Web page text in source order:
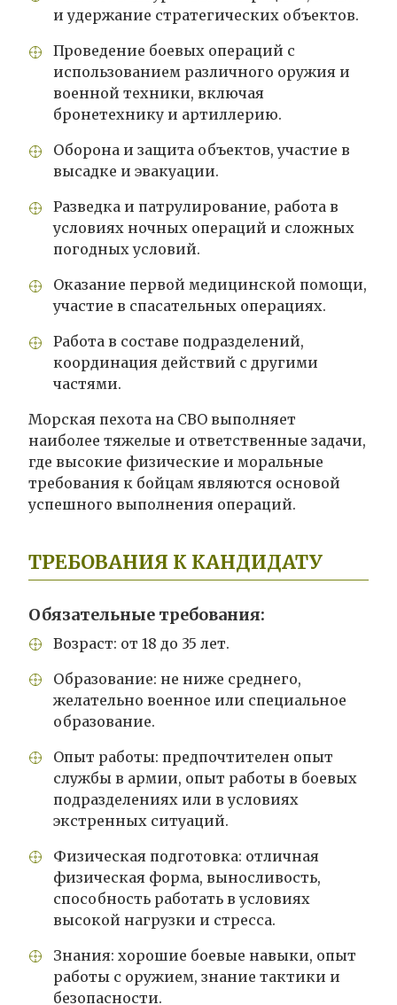
и удержание стратегических объектов.
Проведение боевых операций с
использованием различного оружия и
военной техники, включая
бронетехнику и артиллерию.
Оборона и защита объектов, участие в
высадке и эвакуации.
Разведка и патрулирование, работа в
условиях ночных операций и сложных
погодных условий.
Оказание первой медицинской помощи,
участие в спасательных операциях.
Работа в составе подразделений,
координация действий с другими
частями.
Морская пехота на СВО выполняет
наиболее тяжелые и ответственные задачи,
где высокие физические и моральные
требования к бойцам являются основой
успешного выполнения операций.
ТРЕБОВАНИЯ К КАНДИДАТУ
Обязательные требования:
Возраст: от 18 до 35 лет.
Образование: не ниже среднего,
желательно военное или специальное
образование.
Опыт работы: предпочтителен опыт
службы в армии, опыт работы в боевых
подразделениях или в условиях
экстренных ситуаций.
Физическая подготовка: отличная
физическая форма, выносливость,
способность работать в условиях
высокой нагрузки и стресса.
Знания: хорошие боевые навыки, опыт
работы с оружием, знание тактики и
безопасности.